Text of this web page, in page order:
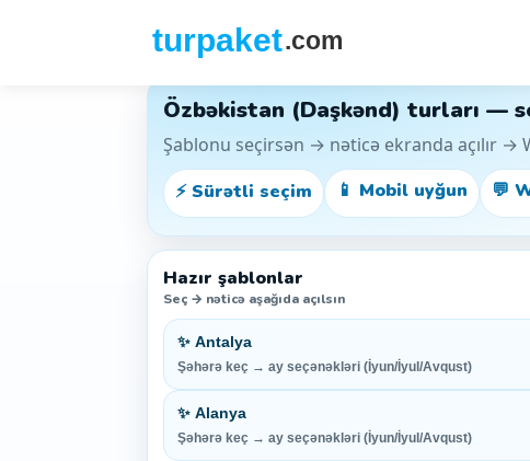
Özbəkistan (Daşkənd) turları —
Şablonu seçirsən → nəticə ekranda açılır
⚡ Sürətli seçim
📱 Mobil uyğun 💬
Hazır şablonlar
Seç → nəticə aşağıda açılsın
✨ Antalya
Şəhərə keç → ay seçənəkləri (İyun/İyul/Avqust)
✨ Alanya
Şəhərə keç → ay seçənəkləri (İyun/İyul/Avqust)